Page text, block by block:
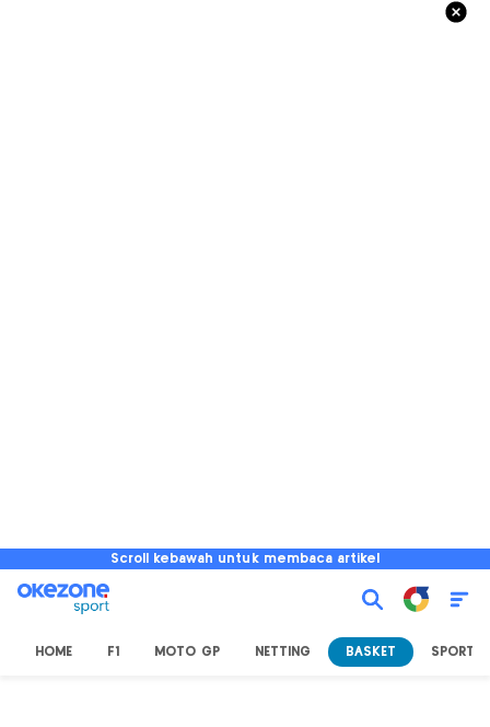
Scroll kebawah untuk membaca artikel
HOME F1 MOTO GP NETTING BASKET SPORT